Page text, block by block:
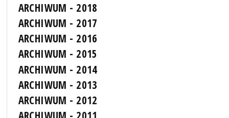
ARCHIWUM - 2018
ARCHIWUM - 2017
ARCHIWUM - 2016
ARCHIWUM - 2015
ARCHIWUM - 2014
ARCHIWUM - 2013
ARCHIWUM - 2012